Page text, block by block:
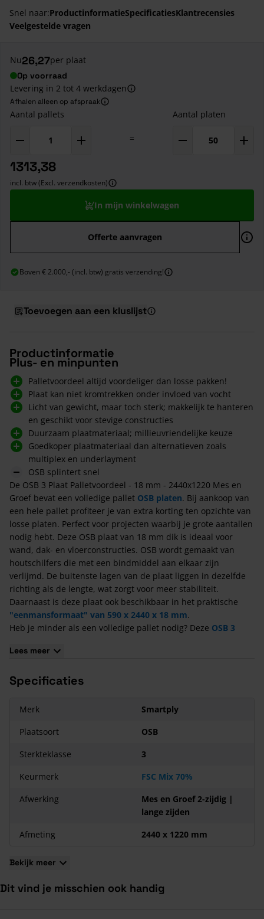
Snel naar:ProductinformatieSpecificatiesKlantrecensies
Veelgestelde vragen
Nu26,27per plaat
Op voorraad
Levering in 2 tot 4 werkdagen
Afhalen alleen op afspraak
Aantal pallets
=
Aantal platen
1313,38
incl. btw (Excl. verzendkosten)
In mijn winkelwagen
Offerte aanvragen
Boven € 2.000,- (incl. btw) gratis verzending!
Toevoegen aan een kluslijst
Productinformatie
Plus- en minpunten
Palletvoordeel altijd voordeliger dan losse pakken!
Plaat kan niet kromtrekken onder invloed van vocht
Licht van gewicht, maar toch sterk; makkelijk te hanteren
en geschikt voor stevige constructies
Duurzaam plaatmateriaal; millieuvriendelijke keuze
Goedkoper plaatmateriaal dan alternatieven zoals
multiplex en underlayment
OSB splintert snel
De OSB 3 Plaat Palletvoordeel - 18 mm - 2440x1220 Mes en
Groef bevat een volledige pallet OSB platen. Bij aankoop van
een hele pallet profiteer je van extra korting ten opzichte van
losse platen. Perfect voor projecten waarbij je grote aantallen
nodig hebt. Deze OSB plaat van 18 mm dik is ideaal voor
wand, dak- en vloerconstructies. OSB wordt gemaakt van
houtschilfers die met een bindmiddel aan elkaar zijn
verlijmd. De buitenste lagen van de plaat liggen in dezelfde
richting als de lengte, wat zorgt voor meer stabiliteit.
Daarnaast is deze plaat ook beschikbaar in het praktische
"eenmansformaat" van 590 x 2440 x 18 mm.
Heb je minder als een volledige pallet nodig? Deze OSB 3
verkrijgbaar!
Kenmerken van OSB 3 Plaat Palletvoordeel - 18 mm -
2440x1220 Mes en Groef
De OSB3 plaat 2440 x 1220 x 18 mm bestaat uit verschillende
De plaat is 1,22 meter breed, 2,44 meter lang en 18
groef.
Lees meer
Specificaties
Merk
Smartply
Plaatsoort
OSB
Sterkteklasse
3
Keurmerk
FSC Mix 70%
Afwerking
Mes en Groef 2-zijdig |
lange zijden
Afmeting
2440 x 1220 mm
Bekijk meer
Dit vind je misschien ook handig